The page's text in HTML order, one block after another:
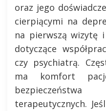
oraz jego
cierpiącymi na
na pierwszą wizytę
dotyczące
czy psychiatrą.
ma komfort
terapeutycznych.